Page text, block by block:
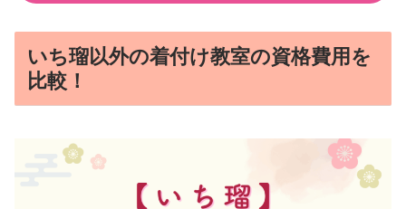
いち瑠以外の着付け教室の資格費用を
比較！